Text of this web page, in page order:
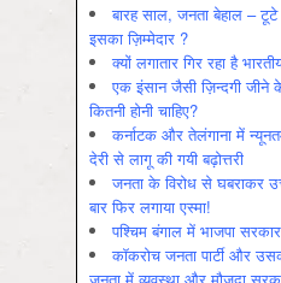
बारह साल, जनता बेहाल –
इसका ज़िम्मेदार ?
क्यों लगातार गिर रहा है
एक इंसान जैसी ज़िन्दगी जीने
कितनी होनी चाहिए?
कर्नाटक और तेलंगाना में
देरी से लागू की गयी बढ़ोत्तरी
जनता के विरोध से घबराकर
बार फिर लगाया एस्मा!
पश्चिम बंगाल में भाजपा
कॉकरोच जनता पार्टी और